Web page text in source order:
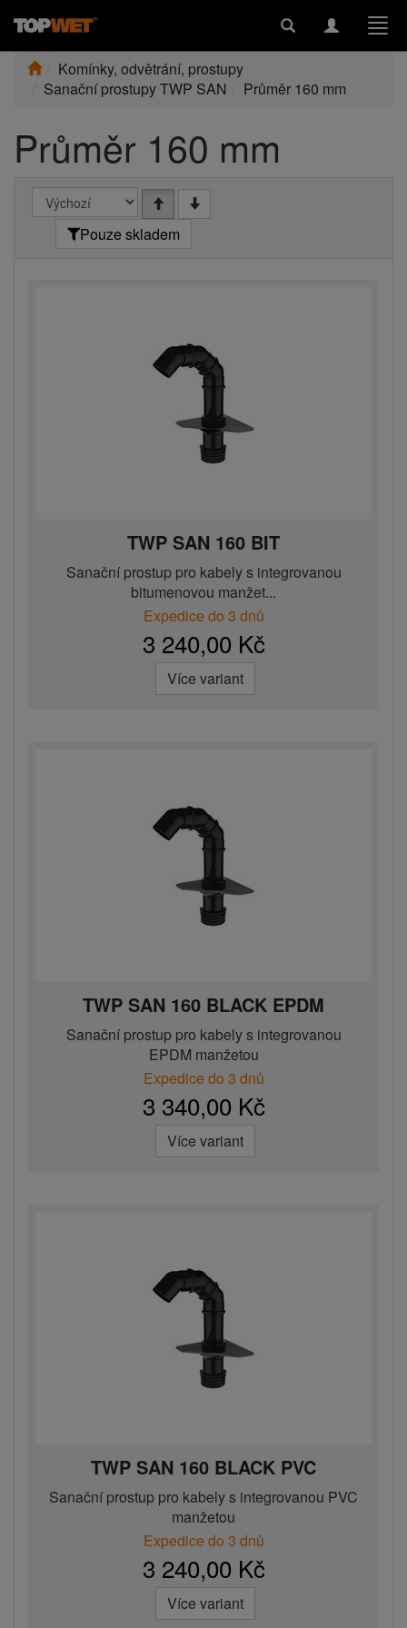
Toggle
Toggle
Komínky, odvětrání, prostupy
Sanační prostupy TWP SAN
Průměr 160 mm
Průměr 160 mm
Pouze skladem
TWP SAN 160 BIT
Sanační prostup pro kabely s integrovanou
bitumenovou manžet...
Expedice do 3 dnů
3 240,00 Kč
Více variant
TWP SAN 160 BLACK EPDM
Sanační prostup pro kabely s integrovanou
EPDM manžetou
Expedice do 3 dnů
3 340,00 Kč
Více variant
TWP SAN 160 BLACK PVC
Sanační prostup pro kabely s integrovanou PVC
manžetou
Expedice do 3 dnů
3 240,00 Kč
Více variant